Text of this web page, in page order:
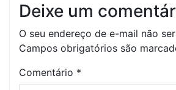
Deixe um
O seu endereço de e-mail não
Campos obrigatórios são
Comentário *